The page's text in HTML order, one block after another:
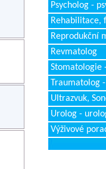
Psycholog -
Rehabilitace,
Reprodukční
Revmatolog
Stomatologie
Traumatolog
Ultrazvuk,
Urolog -
Výživové